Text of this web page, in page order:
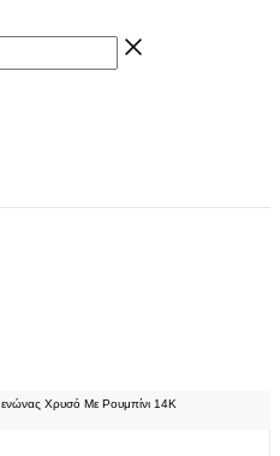
Χρυσό Με Ρουμπίνι 14K